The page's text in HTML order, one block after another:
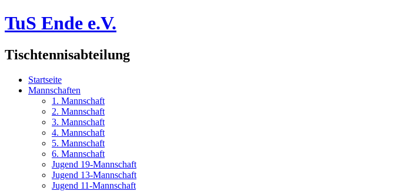
TuS Ende e.V.
Tischtennisabteilung
Startseite
Mannschaften
1. Mannschaft
2. Mannschaft
3. Mannschaft
4. Mannschaft
5. Mannschaft
6. Mannschaft
Jugend 19-Mannschaft
Jugend 13-Mannschaft
Jugend 11-Mannschaft